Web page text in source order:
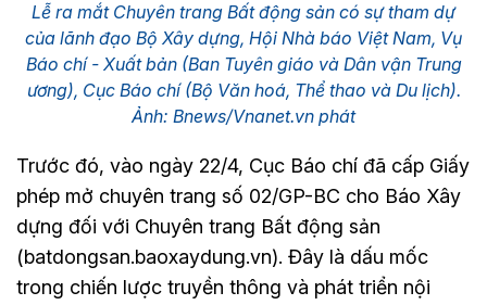
Lễ ra mắt Chuyên trang Bất động sản có sự tham dự
của lãnh đạo Bộ Xây dựng, Hội Nhà báo Việt Nam, Vụ
Báo chí - Xuất bản (Ban Tuyên giáo và Dân vận Trung
ương), Cục Báo chí (Bộ Văn hoá, Thể thao và Du lịch).
Ảnh: Bnews/Vnanet.vn phát
Trước đó, vào ngày 22/4, Cục Báo chí đã cấp Giấy
phép mở chuyên trang số 02/GP-BC cho Báo Xây
dựng đối với Chuyên trang Bất động sản
(batdongsan.baoxaydung.vn). Đây là dấu mốc
trong chiến lược truyền thông và phát triển nội